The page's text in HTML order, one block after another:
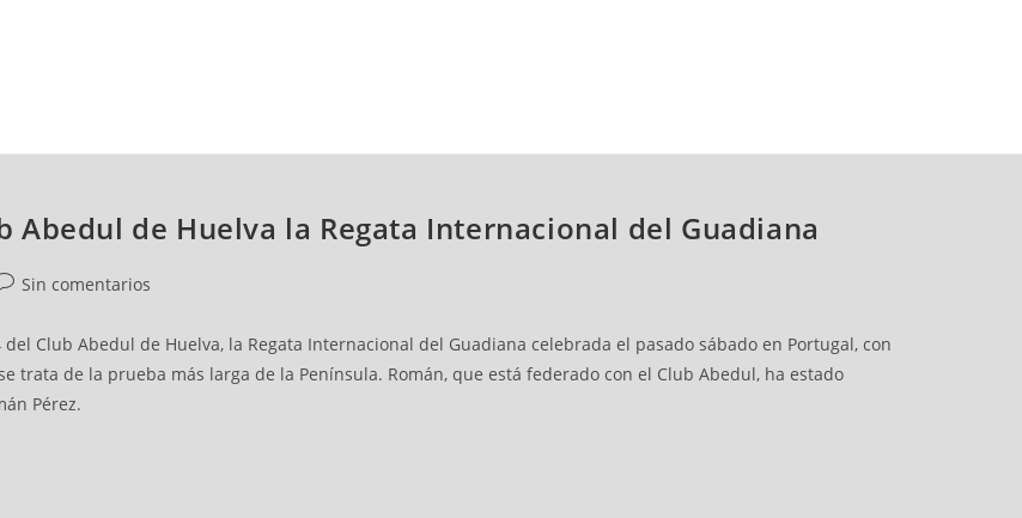
Abedul de Huelva la Regata Internacional del Guadiana
Sin comentarios
Club Abedul de Huelva, la Regata Internacional del Guadiana celebrada el pasado sábado en Portugal, con
trata de la prueba más larga de la Península. Román, que está federado con el Club Abedul, ha estado
Pérez.